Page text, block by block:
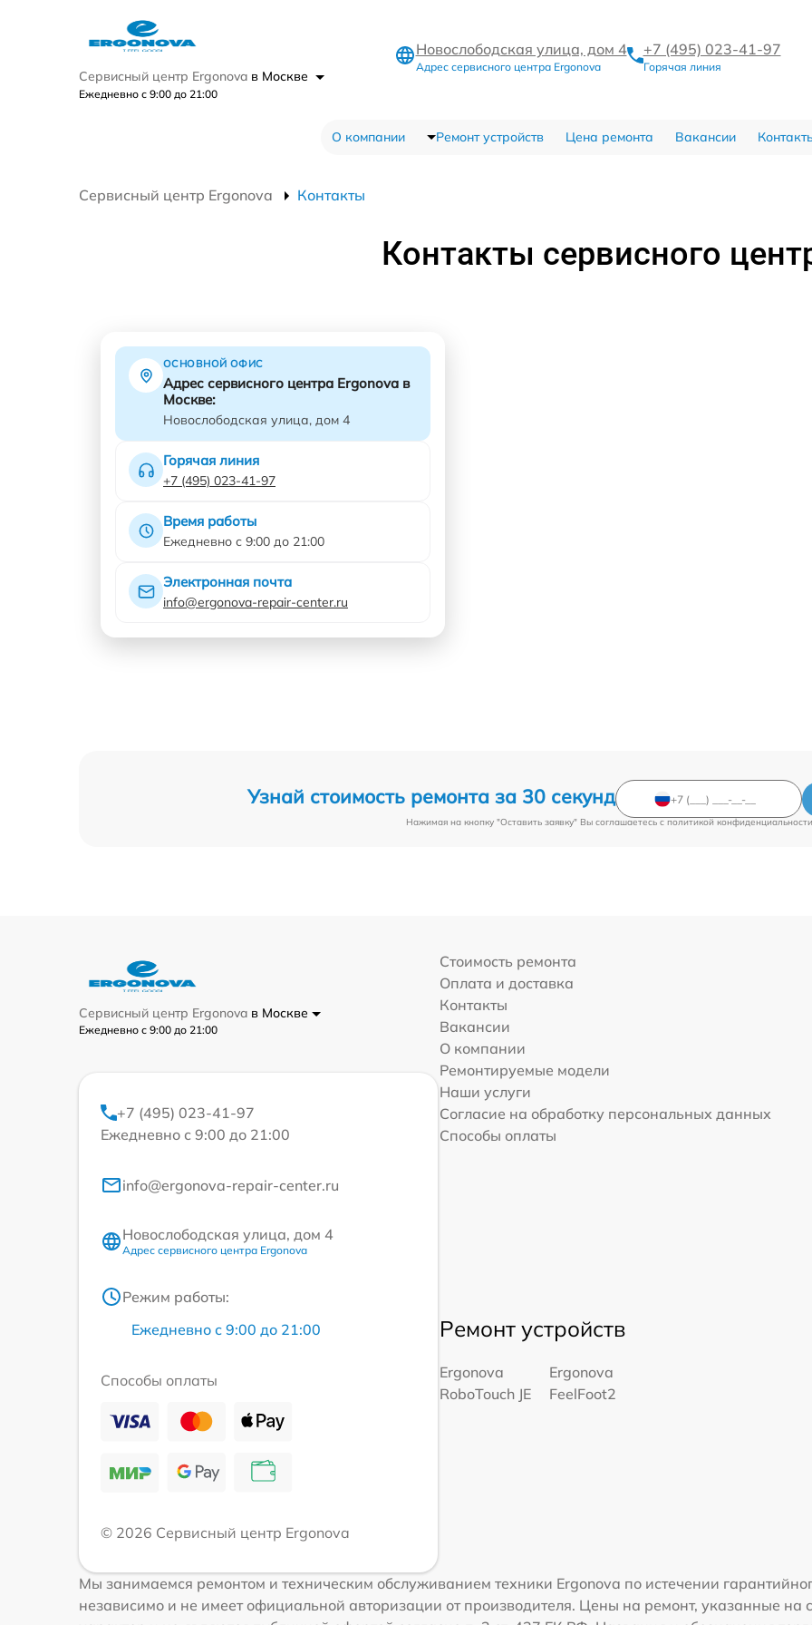
Сервисный центр Ergonova в Москве
Ежедневно с 9:00 до 21:00
Новослободская улица, дом 4
Адрес сервисного центра Ergonova
+7 (495) 023-41-97
Горячая линия
О компании Ремонт устройств Цена ремонта Вакансии
Сервисный центр Ergonova Контакты
Контакты сервисного
ОСНОВНОЙ ОФИС
Адрес сервисного центра Ergonova в
Москве:
Новослободская улица, дом 4
Горячая линия
+7 (495) 023-41-97
Время работы
Ежедневно с 9:00 до 21:00
Электронная почта
info@ergonova-repair-center.ru
Узнай стоимость ремонта за 30 секунд
Нажимая на кнопку "Оставить заявку" Вы соглашаетесь cполитикой конфиденциальности
Сервисный центр Ergonova в Москве
Ежедневно с 9:00 до 21:00
+7 (495) 023-41-97
Ежедневно с 9:00 до 21:00
info@ergonova-repair-center.ru
Новослободская улица, дом 4
Адрес сервисного центра Ergonova
Режим работы:
Ежедневно с 9:00 до 21:00
Способы оплаты
© 2026 Сервисный центр Ergonova
Стоимость ремонта
Оплата и доставка
Контакты
Вакансии
О компании
Ремонтируемые модели
Наши услуги
Согласие на обработку персональных данных
Способы оплаты
Ремонт устройств
Ergonova
RoboTouch JE
Ergonova
FeelFoot2
Мы занимаемся ремонтом и техническим обслуживанием техники Ergonova по истечении
независимо и не имеет официальной авторизации от производителя. Цены на ремонт, указанные на